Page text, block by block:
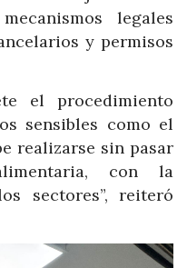
legales
y permisos
el procedimiento
sensibles como el
realizarse sin pasar
con la
sectores”, reiteró